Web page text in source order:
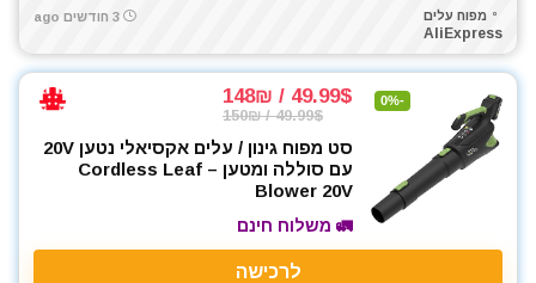
מפוח עלים
AliExpress
3 חודשים ago
-0%
49.99$ / 148₪
49.99$ / 150₪
סט מפוח גינון / עלים אקסיאלי נטען 20V
עם סוללה ומטען – Cordless Leaf
Blower 20V
🚛 משלוח חינם
לרכישה